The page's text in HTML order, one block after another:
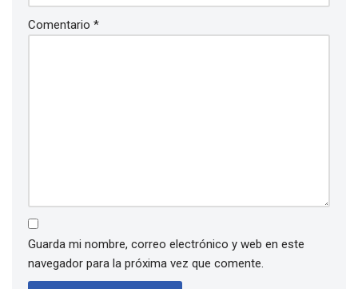
Comentario *
Guarda mi nombre, correo electrónico y web en este
navegador para la próxima vez que comente.